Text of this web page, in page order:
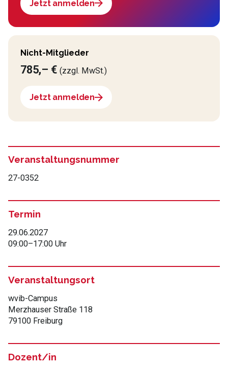
Jetzt anmelden
Nicht-Mitglieder
785,– €(zzgl. MwSt.)
Jetzt anmelden
Veranstaltungsnummer
27-0352
Termin
29.06.2027
09:00–17:00 Uhr
Veranstaltungsort
wvib-Campus
Merzhauser Straße 118
79100 Freiburg
Dozent/in